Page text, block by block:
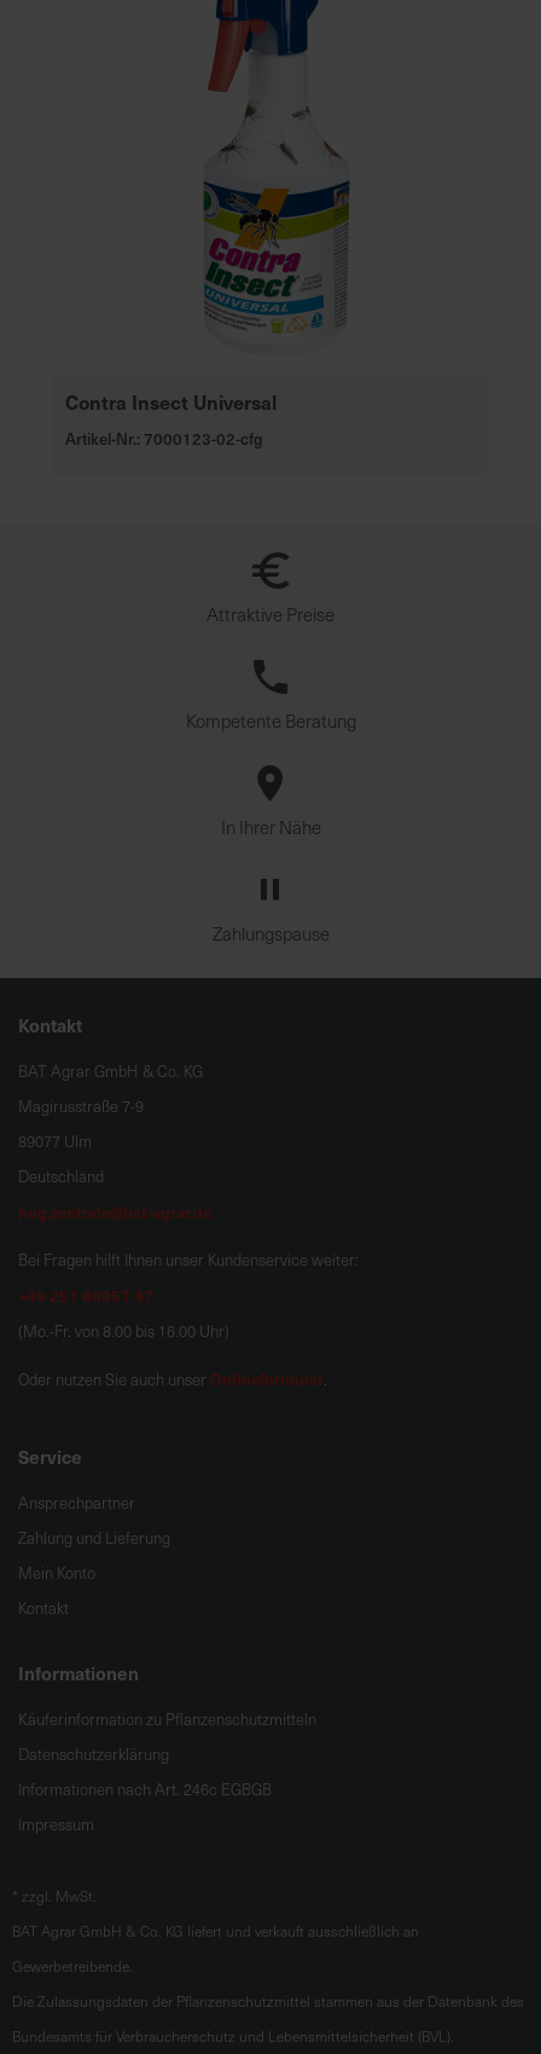
Contra Insect Universal
Artikel-Nr.: 7000123-02-cfg
Attraktive Preise
Kompetente Beratung
In Ihrer Nähe
Zahlungspause
Kontakt
BAT Agrar GmbH & Co. KG
Magirusstraße 7-9
89077 Ulm
Deutschland
hug.zentrale@bat-agrar.de
Bei Fragen hilft Ihnen unser Kundenservice weiter:
+49 251 60957 47
(Mo.-Fr. von 8.00 bis 16.00 Uhr)
Oder nutzen Sie auch unser Onlineformular.
Service
Ansprechpartner
Zahlung und Lieferung
Mein Konto
Kontakt
Informationen
Käuferinformation zu Pflanzenschutzmitteln
Datenschutzerklärung
Informationen nach Art. 246c EGBGB
Impressum
* zzgl. MwSt.
BAT Agrar GmbH & Co. KG liefert und verkauft ausschließlich an
Gewerbetreibende.
Die Zulassungsdaten der Pflanzenschutzmittel stammen aus der Datenbank des
Bundesamts für Verbraucherschutz und Lebensmittelsicherheit (BVL).